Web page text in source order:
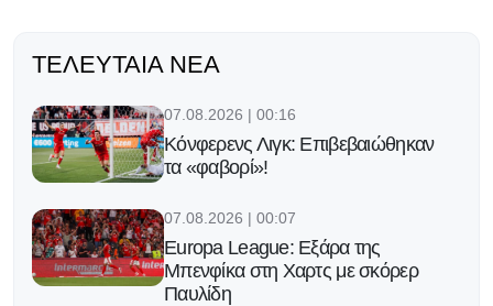
ΤΕΛΕΥΤΑΊΑ ΝΈΑ
07.08.2026 | 00:16
Κόνφερενς Λιγκ: Επιβεβαιώθηκαν
τα «φαβορί»!
07.08.2026 | 00:07
Europa League: Εξάρα της
Μπενφίκα στη Χαρτς με σκόρερ
Παυλίδη